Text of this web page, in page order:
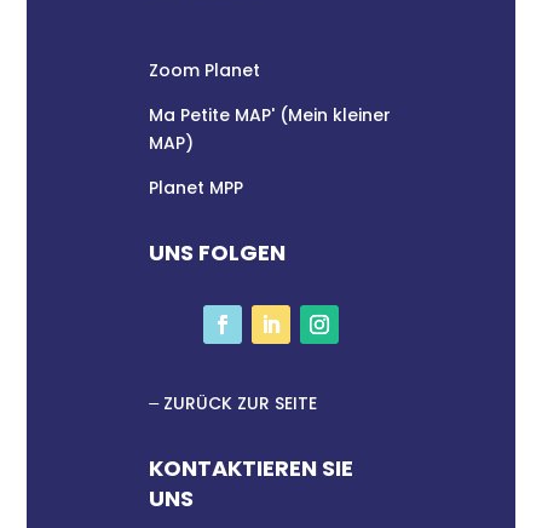
Zoom Planet
Ma Petite MAP' (Mein kleiner
MAP)
Planet MPP
UNS FOLGEN
ZURÜCK ZUR SEITE
KONTAKTIEREN SIE
UNS